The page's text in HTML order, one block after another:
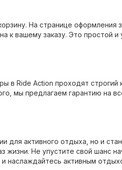
На странице оформления
к вашему заказу. Это простой и
в Ride Action проходят строгий
мы предлагаем гарантию на
для активного отдыха, но и
Не упустите свой шанс
наслаждайтесь активным